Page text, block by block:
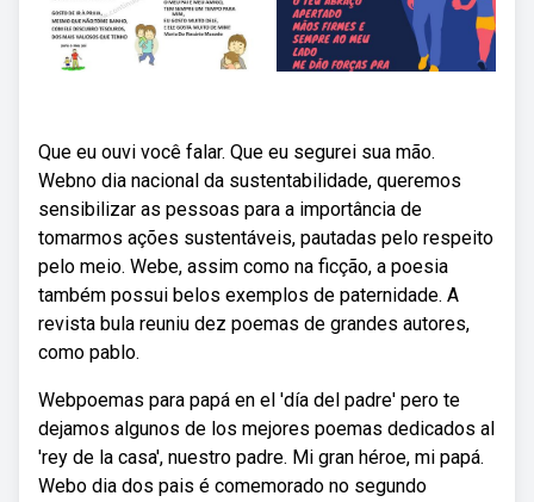
Que eu ouvi você falar. Que eu segurei sua mão.
Webno dia nacional da sustentabilidade, queremos
sensibilizar as pessoas para a importância de
tomarmos ações sustentáveis, pautadas pelo respeito
pelo meio. Webe, assim como na ficção, a poesia
também possui belos exemplos de paternidade. A
revista bula reuniu dez poemas de grandes autores,
como pablo.
Webpoemas para papá en el 'día del padre' pero te
dejamos algunos de los mejores poemas dedicados al
'rey de la casa', nuestro padre. Mi gran héroe, mi papá.
Webo dia dos pais é comemorado no segundo